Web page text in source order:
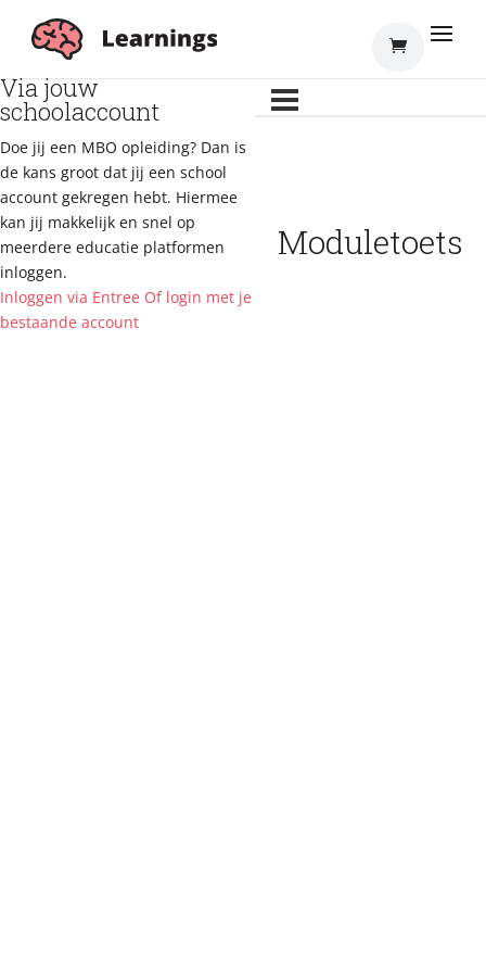
Inloggen
Via jouw
schoolaccount
Doe jij een MBO opleiding? Dan is
de kans groot dat jij een school
account gekregen hebt. Hiermee
kan jij makkelijk en snel op
meerdere educatie platformen
inloggen.
Inloggen via Entree Of login met je
bestaande account
Moduletoets